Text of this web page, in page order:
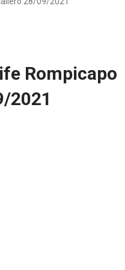
Rompicapo
2021